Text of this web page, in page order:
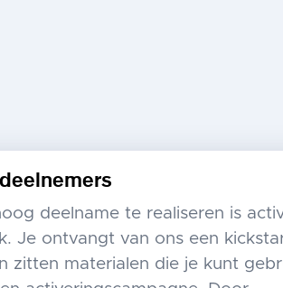
deelname te realiseren is
Je ontvangt van ons een
zitten materialen die je kunt